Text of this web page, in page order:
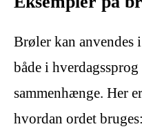
Brøler kan anvendes
både i
sammenhænge. Her
hvordan ordet bruges: